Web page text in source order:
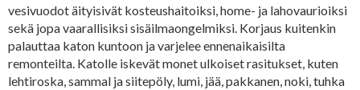
vesivuodot äityisivät kosteushaitoiksi, home- ja lahovaurioiksi
sekä jopa vaarallisiksi sisäilmaongelmiksi. Korjaus kuitenkin
palauttaa katon kuntoon ja varjelee ennenaikaisilta
remonteilta. Katolle iskevät monet ulkoiset rasitukset, kuten
lehtiroska, sammal ja siitepöly, lumi, jää, pakkanen, noki, tuhka